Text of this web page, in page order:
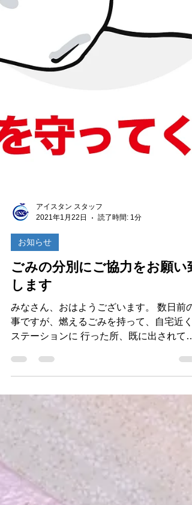
アイスタン スタッフ
お知らせ
ごみの分別にご協力をお願い
します
事ですが、燃えるごみを持って、自宅近く
ステーションに 行った所、既に出されてい
たごみ袋に収集不可のステッカーが貼られ
いました。 画像をアップしてみると・・・
新型コロナウイルスの感染者の方を責める
はもちろん全くないのですが、...